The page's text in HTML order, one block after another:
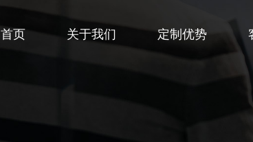
首页 关于我们 定制优势